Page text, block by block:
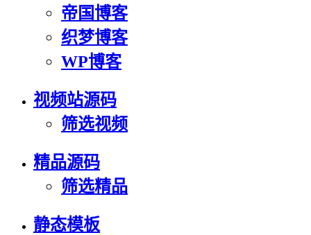
帝国博客
织梦博客
WP博客
视频站源码
筛选视频
精品源码
筛选精品
静态模板